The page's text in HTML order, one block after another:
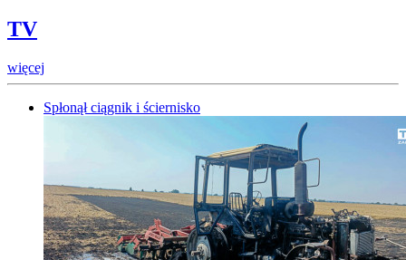
TV
więcej
Spłonął ciągnik i ściernisko